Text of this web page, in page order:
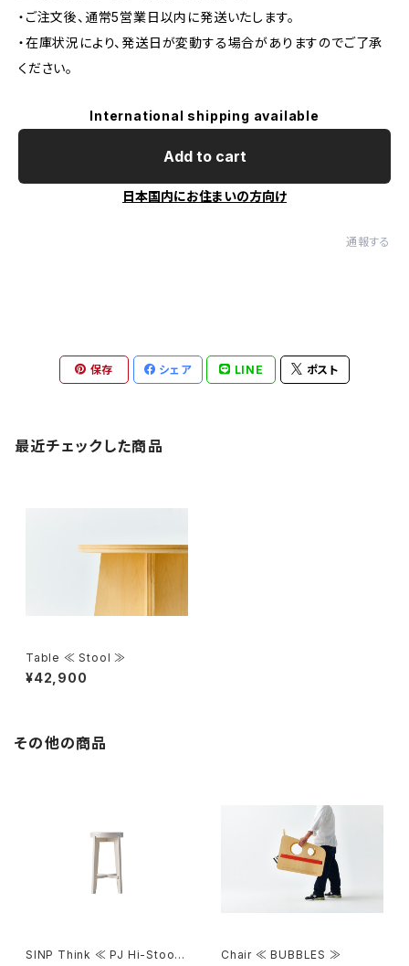
・ご注文後、通常5営業日以内に発送いたします。
・在庫状況により、発送日が変動する場合がありますのでご了承
ください。
International shipping available
Add to cart
日本国内にお住まいの方向け
通報する
保存 シェア LINE ポスト
最近チェックした商品
Table ≪ Stool ≫
¥42,900
その他の商品
SINP Think ≪ PJ Hi-Stool
Chair ≪ BUBBLES ≫